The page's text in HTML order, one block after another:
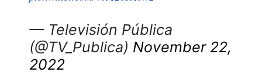
— Televisión Pública
(@TV_Publica) November 22,
2022